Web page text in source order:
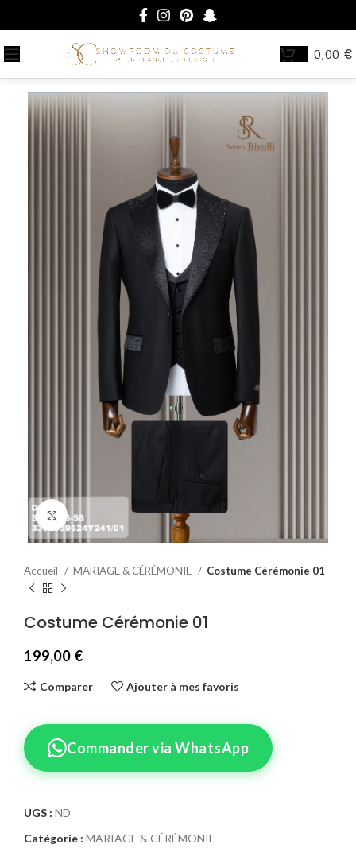
0,00 €
Agrandir
Accueil MARIAGE & CÉRÉMONIE Costume Cérémonie 01
Costume Cérémonie 01
199,00 €
Comparer Ajouter à mes favoris
Commander via WhatsApp
UGS : ND
Catégorie : MARIAGE & CÉRÉMONIE